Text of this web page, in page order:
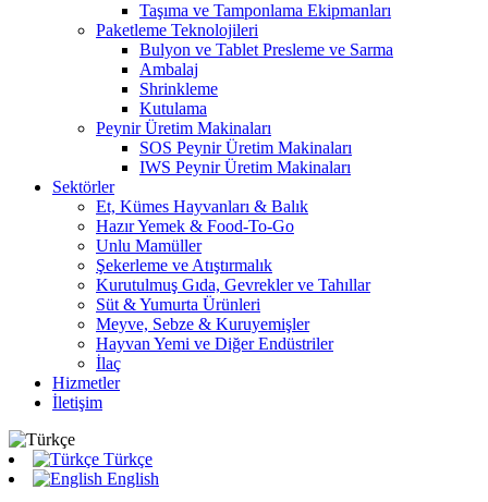
Taşıma ve Tamponlama Ekipmanları
Paketleme Teknolojileri
Bulyon ve Tablet Presleme ve Sarma
Ambalaj
Shrinkleme
Kutulama
Peynir Üretim Makinaları
SOS Peynir Üretim Makinaları
IWS Peynir Üretim Makinaları
Sektörler
Et, Kümes Hayvanları & Balık
Hazır Yemek & Food-To-Go
Unlu Mamüller
Şekerleme ve Atıştırmalık
Kurutulmuş Gıda, Gevrekler ve Tahıllar
Süt & Yumurta Ürünleri
Meyve, Sebze & Kuruyemişler
Hayvan Yemi ve Diğer Endüstriler
İlaç
Hizmetler
İletişim
Türkçe
English